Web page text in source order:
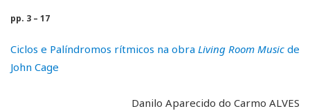
pp. 3 – 17
Ciclos e Palíndromos rítmicos na obra Living Room Music de
John Cage
Danilo Aparecido do Carmo ALVES